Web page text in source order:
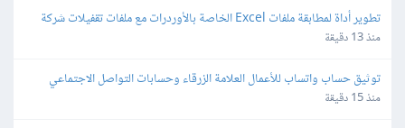
شحن
منذ 13 دقيقة
توثيق حساب واتساب للأعمال العلامة الزرقاء وحسابات التواصل الاجتماعي
منذ 15 دقيقة